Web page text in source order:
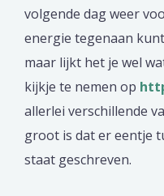
volgende dag weer
energie tegenaan
maar lijkt het je wel
kijkje te nemen op
allerlei verschillende
groot is dat er eentje
staat geschreven.